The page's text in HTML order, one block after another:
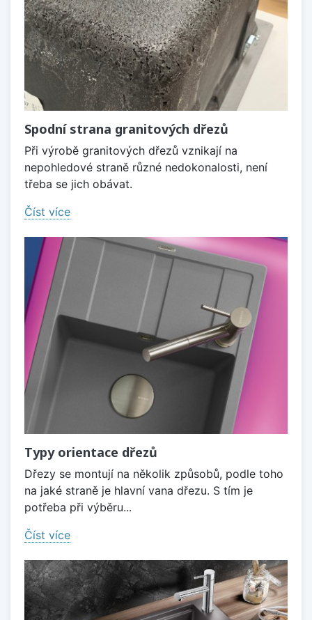
Spodní strana granitových dřezů
Při výrobě granitových dřezů vznikají na
nepohledové straně různé nedokonalosti, není
třeba se jich obávat.
Číst více
Typy orientace dřezů
Dřezy se montují na několik způsobů, podle toho
na jaké straně je hlavní vana dřezu. S tím je
potřeba při výběru...
Číst více